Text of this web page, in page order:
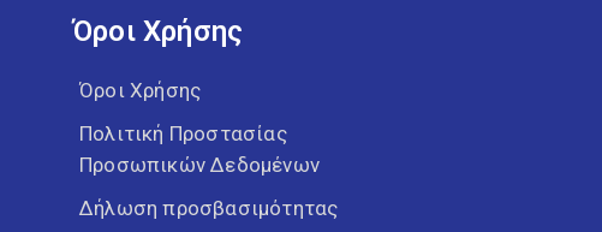
Όροι Χρήσης
Όροι Χρήσης
Πολιτική Προστασίας
Προσωπικών Δεδομένων
Δήλωση προσβασιμότητας